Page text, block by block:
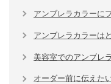
アンブレラカラーに
アンブレラカラーは
美容室でのアンブレ
オーダー前に伝えた